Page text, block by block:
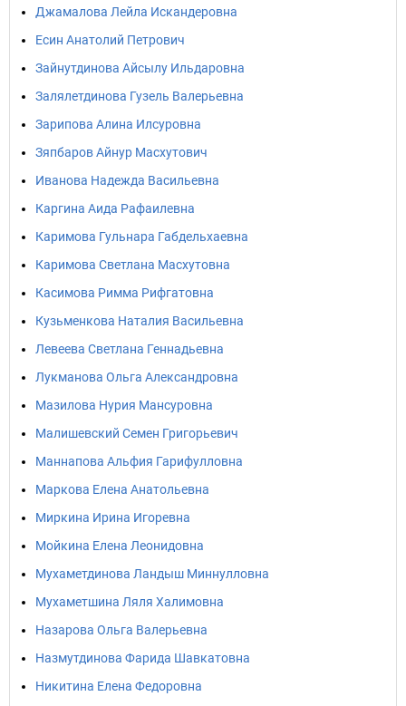
Джамалова Лейла Искандеровна
Есин Анатолий Петрович
Зайнутдинова Айсылу Ильдаровна
Залялетдинова Гузель Валерьевна
Зарипова Алина Илсуровна
Зяпбаров Айнур Масхутович
Иванова Надежда Васильевна
Каргина Аида Рафаилевна
Каримова Гульнара Габдельхаевна
Каримова Светлана Масхутовна
Касимова Римма Рифгатовна
Кузьменкова Наталия Васильевна
Левеева Светлана Геннадьевна
Лукманова Ольга Александровна
Мазилова Нурия Мансуровна
Малишевский Семен Григорьевич
Маннапова Альфия Гарифулловна
Маркова Елена Анатольевна
Миркина Ирина Игоревна
Мойкина Елена Леонидовна
Мухаметдинова Ландыш Миннулловна
Мухаметшина Ляля Халимовна
Назарова Ольга Валерьевна
Назмутдинова Фарида Шавкатовна
Никитина Елена Федоровна